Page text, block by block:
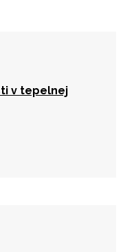
v tepelnej